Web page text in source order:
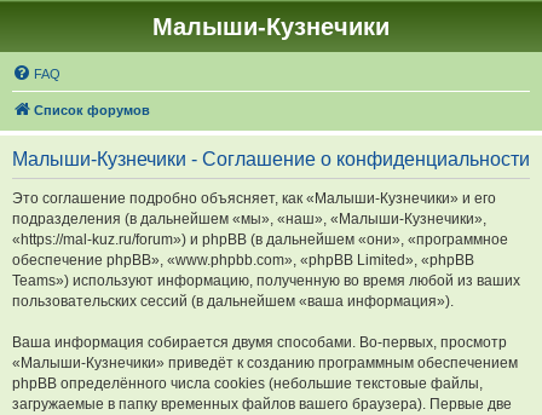
Малыши-Кузнечики
FAQ
Список форумов
Малыши-Кузнечики - Соглашение о конфиденциальности
Это соглашение подробно объясняет, как «Малыши-Кузнечики» и его
подразделения (в дальнейшем «мы», «наш», «Малыши-Кузнечики»,
«https://mal-kuz.ru/forum») и phpBB (в дальнейшем «они», «программное
обеспечение phpBB», «www.phpbb.com», «phpBB Limited», «phpBB
Teams») используют информацию, полученную во время любой из ваших
пользовательских сессий (в дальнейшем «ваша информация»).
Ваша информация собирается двумя способами. Во-первых, просмотр
«Малыши-Кузнечики» приведёт к созданию программным обеспечением
phpBB определённого числа cookies (небольшие текстовые файлы,
загружаемые в папку временных файлов вашего браузера). Первые две